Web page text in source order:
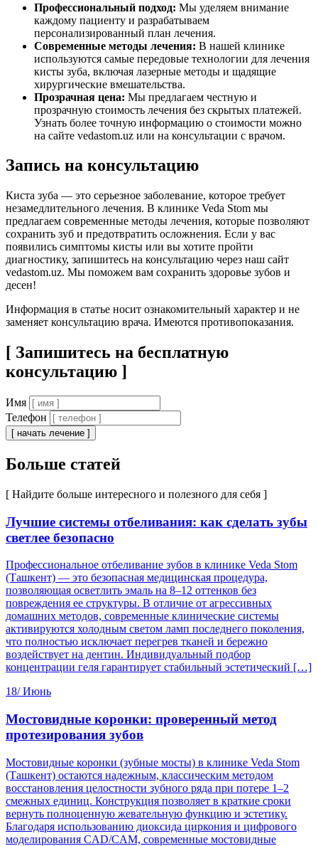
Профессиональный подход: Мы уделяем внимание
каждому пациенту и разрабатываем
персонализированный план лечения.
Современные методы лечения: В нашей клинике
используются самые передовые технологии для лечения
кисты зуба, включая лазерные методы и щадящие
хирургические вмешательства.
Прозрачная цена: Мы предлагаем честную и
прозрачную стоимость лечения без скрытых платежей.
Узнать более точную информацию о стоимости можно
на сайте vedastom.uz или на консультации с врачом.
Запись на консультацию
Киста зуба — это серьезное заболевание, которое требует
незамедлительного лечения. В клинике Veda Stom мы
предлагаем современные методы лечения, которые позволяют
сохранить зуб и предотвратить осложнения. Если у вас
появились симптомы кисты или вы хотите пройти
диагностику, запишитесь на консультацию через наш сайт
vedastom.uz. Мы поможем вам сохранить здоровье зубов и
десен!
Информация в статье носит ознакомительный характер и не
заменяет консультацию врача. Имеются противопоказания.
[ Запишитесь на бесплатную
консультацию ]
Имя
Телефон
[ начать лечение ]
Больше статей
[ Найдите больше интересного и полезного для себя ]
Лучшие системы отбеливания: как сделать зубы
светлее безопасно
Профессиональное отбеливание зубов в клинике Veda Stom
(Ташкент) — это безопасная медицинская процедура,
позволяющая осветлить эмаль на 8–12 оттенков без
повреждения ее структуры. В отличие от агрессивных
домашних методов, современные клинические системы
активируются холодным светом ламп последнего поколения,
что полностью исключает перегрев тканей и бережно
воздействует на дентин. Индивидуальный подбор
концентрации геля гарантирует стабильный эстетический […]
18/ Июнь
Мостовидные коронки: проверенный метод
протезирования зубов
Мостовидные коронки (зубные мосты) в клинике Veda Stom
(Ташкент) остаются надежным, классическим методом
восстановления целостности зубного ряда при потере 1–2
смежных единиц. Конструкция позволяет в краткие сроки
вернуть полноценную жевательную функцию и эстетику.
Благодаря использованию диоксида циркония и цифрового
моделирования CAD/CAM, современные мостовидные